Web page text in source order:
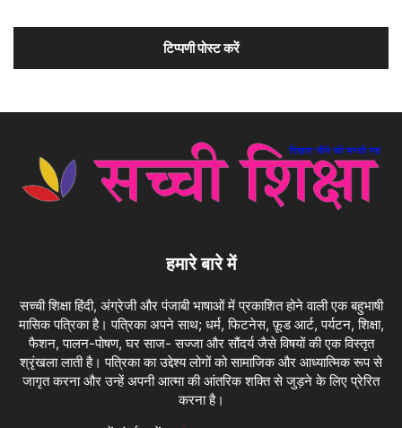
हमारे बारे में
सच्ची शिक्षा हिंदी, अंग्रेजी और पंजाबी भाषाओं में प्रकाशित होने वाली एक बहुभाषी
मासिक पत्रिका है। पत्रिका अपने साथ; धर्म, फिटनेस, फ़ूड आर्ट, पर्यटन, शिक्षा,
फैशन, पालन-पोषण, घर साज- सज्जा और सौंदर्य जैसे विषयों की एक विस्तृत
श्रृंखला लाती है। पत्रिका का उद्देश्य लोगों को सामाजिक और आध्यात्मिक रूप से
जागृत करना और उन्हें अपनी आत्मा की आंतरिक शक्ति से जुड़ने के लिए प्रेरित
करना है।